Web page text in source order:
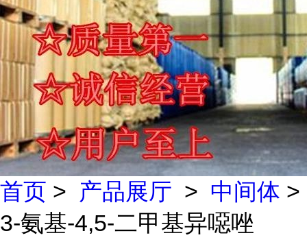
首页 > 产品展厅 > 中间体 >
3-氨基-4,5-二甲基异噁唑